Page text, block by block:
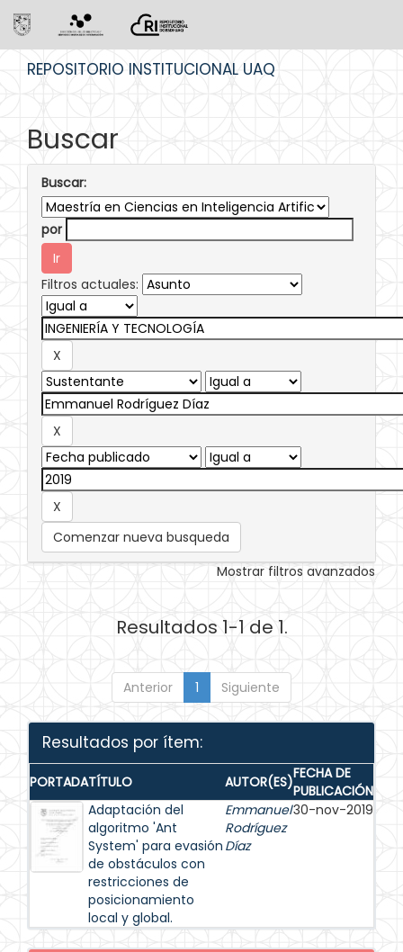
REPOSITORIO INSTITUCIONAL UAQ
Buscar
Buscar:
por
Filtros actuales:
Comenzar nueva busqueda
Mostrar filtros avanzados
Resultados 1-1 de 1.
Anterior 1 Siguiente
Resultados por ítem:
PORTADATÍTULO AUTOR(ES)FECHA DE
PUBLICACIÓN
Adaptación del
algoritmo 'Ant
System' para evasión
de obstáculos con
restricciones de
posicionamiento
local y global.
Emmanuel
Rodríguez
Díaz
30-nov-2019